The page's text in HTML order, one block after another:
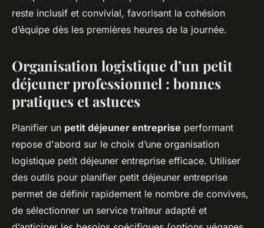
reste inclusif et convivial, favorisant la cohésion
d’équipe dès les premières heures de la journée.
Organisation logistique d’un petit
déjeuner professionnel : bonnes
pratiques et astuces
Planifier un petit déjeuner entreprise performant
repose d'abord sur le choix d’une organisation
logistique petit déjeuner entreprise efficace. Utiliser
des outils pour planifier petit déjeuner entreprise
permet de définir rapidement le nombre de convives,
de sélectionner un service traiteur adapté et